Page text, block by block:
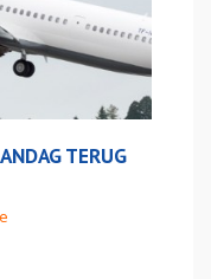
TERUG